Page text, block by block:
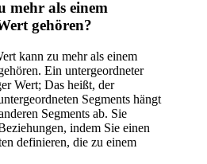
mehr als einem
gehören?
kann zu mehr als einem
Ein untergeordneter
Wert; Das heißt, der
Segments hängt
Segments ab. Sie
indem Sie einen
definieren, die zu einem